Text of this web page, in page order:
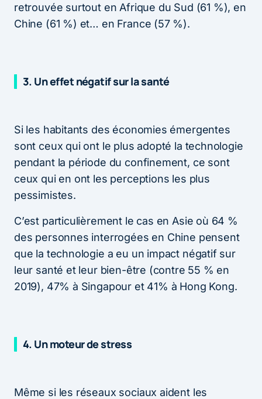
retrouvée surtout en Afrique du Sud (61 %), en
Chine (61 %) et… en France (57 %).
3. Un effet négatif sur la santé
Si les habitants des économies émergentes
sont ceux qui ont le plus adopté la technologie
pendant la période du confinement, ce sont
ceux qui en ont les perceptions les plus
pessimistes.
C’est particulièrement le cas en Asie où 64 %
des personnes interrogées en Chine pensent
que la technologie a eu un impact négatif sur
leur santé et leur bien-être (contre 55 % en
2019), 47% à Singapour et 41% à Hong Kong.
4. Un moteur de stress
Même si les réseaux sociaux aident les